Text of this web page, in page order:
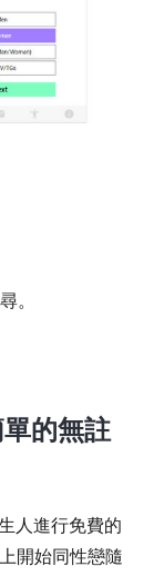
。
的無註
人進行免費的
開始同性戀隨